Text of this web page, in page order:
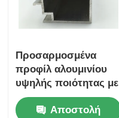
Προσαρμοσμένα
προφίλ αλουμινίου
υψηλής ποιότητας με
εξαιρετική
επεξεργασία
Αποστολή